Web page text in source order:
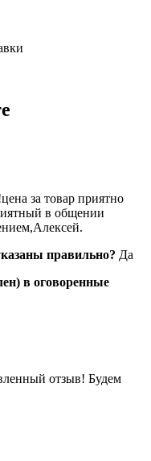
за товар приятно
в общении
правильно? Да
в оговоренные
отзыв! Будем